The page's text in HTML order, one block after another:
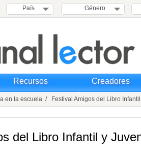
País Género
Recursos Creadores
en la escuela / Festival Amigos del Libro
del Libro Infantil y